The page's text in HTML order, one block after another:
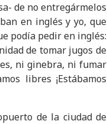
de no entregármelos
en inglés y yo, que
podía pedir en inglés:
de tomar jugos de
ni ginebra, ni fumar
libres ¡Estábamos
de la ciudad de